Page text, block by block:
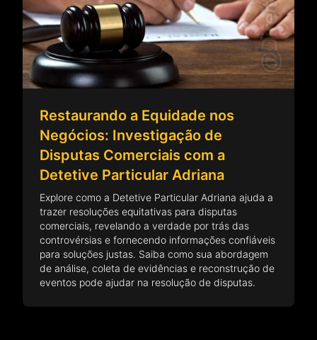
Restaurando a Equidade nos
Negócios: Investigação de
Disputas Comerciais com a
Detetive Particular Adriana
Explore como a Detetive Particular Adriana ajuda a
trazer resoluções equitativas para disputas
comerciais, revelando a verdade por trás das
controvérsias e fornecendo informações confiáveis
para soluções justas. Saiba como sua abordagem
de análise, coleta de evidências e reconstrução de
eventos pode ajudar na resolução de disputas.